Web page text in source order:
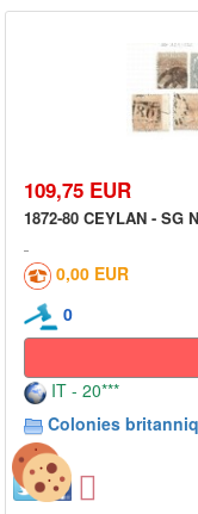
109,75 EUR
1872-80 CEYLAN - SG
0,00 EUR
0
IT - 20***
Colonies